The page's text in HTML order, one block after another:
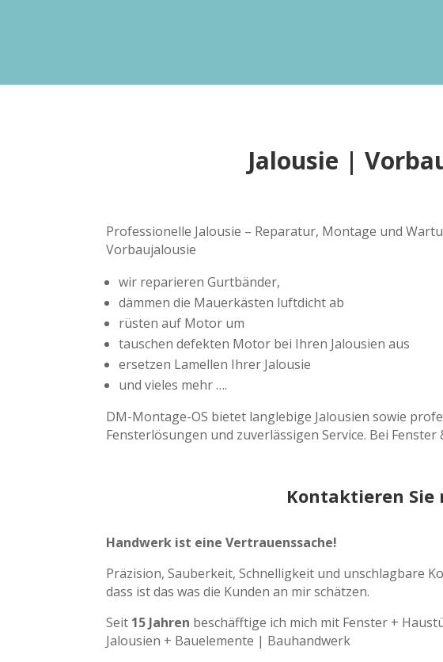
Jalousie |
Professionelle Jalousie – Reparatur, Montage und
Vorbaujalousie
wir reparieren Gurtbänder,
dämmen die Mauerkästen luftdicht ab
rüsten auf Motor um
tauschen defekten Motor bei Ihren Jalousien aus
ersetzen Lamellen Ihrer Jalousie
und vieles mehr ….
DM-Montage-OS bietet langlebige Jalousien sowie
Fensterlösungen und zuverlässigen Service. Bei
Kontaktieren Sie
Handwerk ist eine Vertrauenssache!
Präzision, Sauberkeit, Schnelligkeit und unschlagbare
dass ist das was die Kunden an mir schätzen.
Seit 15 Jahren beschäfftige ich mich mit Fenster +
Jalousien + Bauelemente | Bauhandwerk